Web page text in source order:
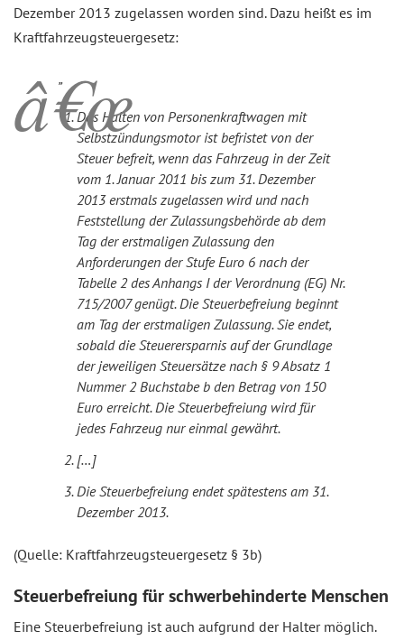
Dezember 2013 zugelassen worden sind. Dazu heißt es im
Kraftfahrzeugsteuergesetz:
Das Halten von Personenkraftwagen mit
Selbstzündungsmotor ist befristet von der
Steuer befreit, wenn das Fahrzeug in der Zeit
vom 1. Januar 2011 bis zum 31. Dezember
2013 erstmals zugelassen wird und nach
Feststellung der Zulassungsbehörde ab dem
Tag der erstmaligen Zulassung den
Anforderungen der Stufe Euro 6 nach der
Tabelle 2 des Anhangs I der Verordnung (EG) Nr.
715/2007 genügt. Die Steuerbefreiung beginnt
am Tag der erstmaligen Zulassung. Sie endet,
sobald die Steuerersparnis auf der Grundlage
der jeweiligen Steuersätze nach § 9 Absatz 1
Nummer 2 Buchstabe b den Betrag von 150
Euro erreicht. Die Steuerbefreiung wird für
jedes Fahrzeug nur einmal gewährt.
[…]
Die Steuerbefreiung endet spätestens am 31.
Dezember 2013.
(Quelle: Kraftfahrzeugsteuergesetz § 3b)
Steuerbefreiung für schwerbehinderte Menschen
Eine Steuerbefreiung ist auch aufgrund der Halter möglich.